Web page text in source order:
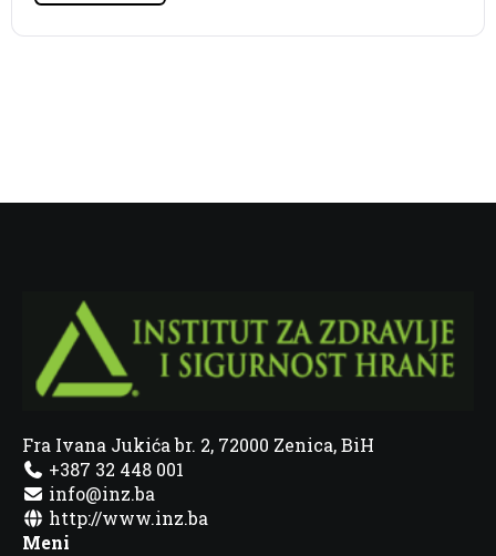
Fra Ivana Jukića br. 2, 72000 Zenica, BiH
+387 32 448 001
info@inz.ba
http://www.inz.ba
Meni